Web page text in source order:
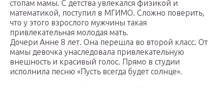
стопам мамы. С детства увлекался физикой и
математикой, поступил в МГИМО. Сложно поверить,
что у этого взрослого мужчины такая
привлекательная молодая мать.
Дочери Анне 8 лет. Она перешла во второй класс. От
мамы девочка унаследовала привлекательную
внешность и красивый голос. Прямо в студии
исполнила песню «Пусть всегда будет солнце».